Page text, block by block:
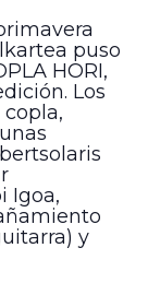
puso
HORI,
Los
Igoa,
y